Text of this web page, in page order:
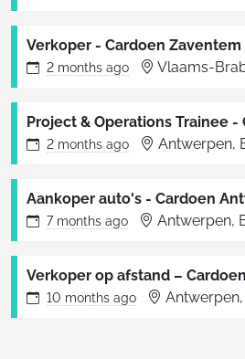
Verkoper - Cardoen Zaventem
2 months ago Vlaams-
Project & Operations Trainee
2 months ago Antwerpen,
Aankoper auto's - Cardoen
7 months ago Antwerpen,
Verkoper op afstand –
10 months ago